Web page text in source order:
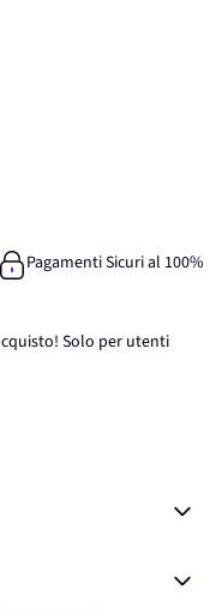
Pagamenti Sicuri al 100%
Solo per utenti